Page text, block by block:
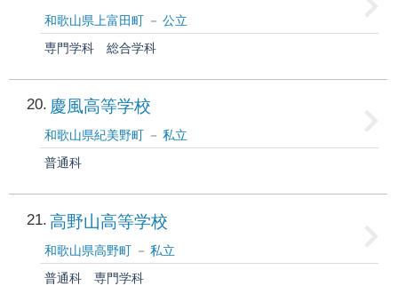
和歌山県上富田町
公立
専門学科
総合学科
20 慶風高等学校
和歌山県紀美野町
私立
普通科
21 高野山高等学校
和歌山県高野町
私立
普通科
専門学科